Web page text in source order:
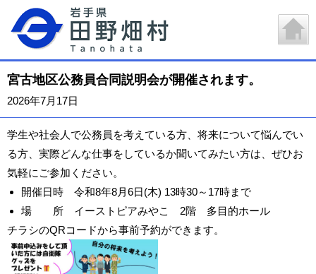
宮古地区公務員合同説明会が開催されます。
2026年7月17日
学生や社会人で公務員を考えている方、将来について悩んでい
る方、実際どんな仕事をしているか聞いてみたい方は、ぜひお
気軽にご参加ください。
開催日時 令和8年8月6日(木) 13時30～17時まで
場 所 イーストピアみやこ 2階 多目的ホール
チラシのQRコードから事前予約ができます。